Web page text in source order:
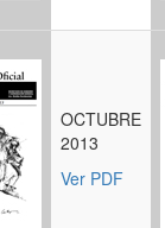
OCTUBRE
2013
Ver PDF